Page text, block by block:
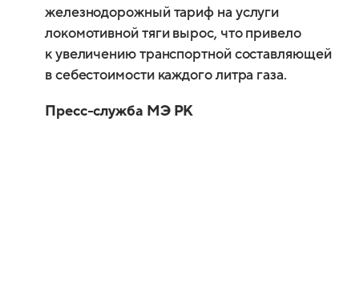
железнодорожный тариф на услуги
локомотивной тяги вырос, что привело
к увеличению транспортной составляющей
в себестоимости каждого литра газа.
Пресс-служба МЭ РК